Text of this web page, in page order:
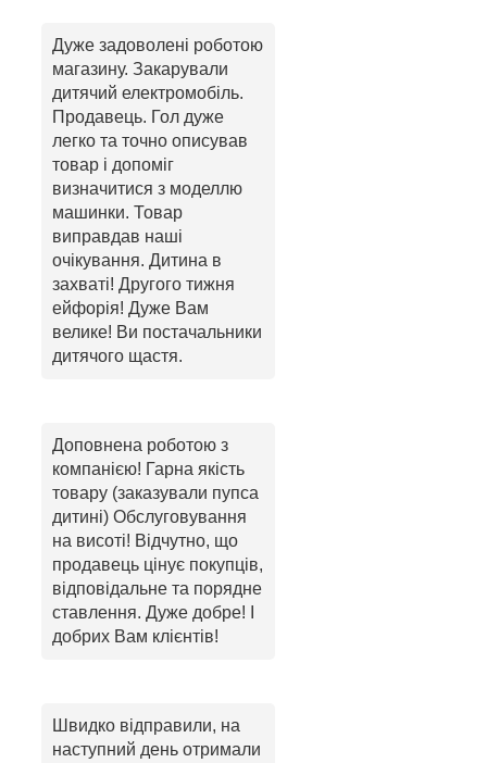
Дуже задоволені роботою
магазину. Закарували
дитячий електромобіль.
Продавець. Гол дуже
легко та точно описував
товар і допоміг
визначитися з моделлю
машинки. Товар
виправдав наші
очікування. Дитина в
захваті! Другого тижня
ейфорія! Дуже Вам
велике! Ви постачальники
дитячого щастя.
Доповнена роботою з
компанією! Гарна якість
товару (заказували пупса
дитині) Обслуговування
на висоті! Відчутно, що
продавець цінує покупців,
відповідальне та порядне
ставлення. Дуже добре! І
добрих Вам клієнтів!
Швидко відправили, на
наступний день отримали